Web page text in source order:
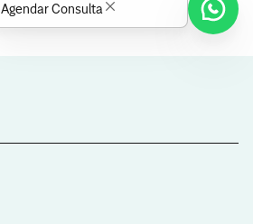
Agendar Consulta